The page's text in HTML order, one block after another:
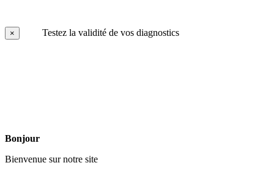
× Testez la validité de vos diagnostics
Bonjour
Bienvenue sur notre site